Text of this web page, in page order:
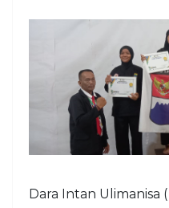
Dara Intan Ulimanisa